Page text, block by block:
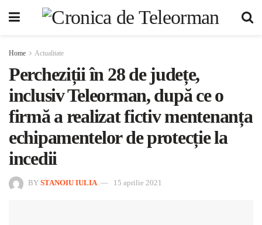
Home Actualitate
Percheziții în 28 de județe,
inclusiv Teleorman, după ce o
firmă a realizat fictiv mentenanța
echipamentelor de protecție la
incedii
BY STANOIU IULIA 15 aprilie 2021